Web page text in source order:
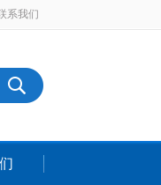
系我们